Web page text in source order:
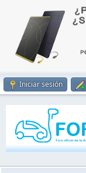
Iniciar sesión